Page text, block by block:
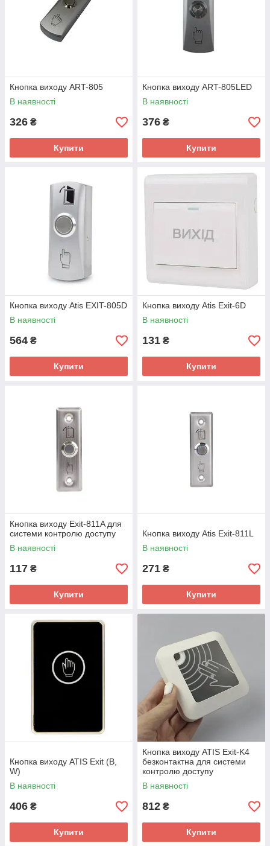
Кнопка виходу ART-805
В наявності
326 ₴
Купити
Кнопка виходу ART-805LED
В наявності
376 ₴
Купити
Кнопка виходу Atis EXIT-805D
В наявності
564 ₴
Купити
Кнопка виходу Atis Exit-6D
В наявності
131 ₴
Купити
Кнопка виходу Exit-811A для
системи контролю доступу
В наявності
117 ₴
Купити
Кнопка виходу Atis Exit-811L
В наявності
271 ₴
Купити
Кнопка виходу ATIS Exit (B,
W)
В наявності
406 ₴
Купити
Кнопка виходу ATIS Exit-K4
безконтактна для системи
контролю доступу
В наявності
812 ₴
Купити